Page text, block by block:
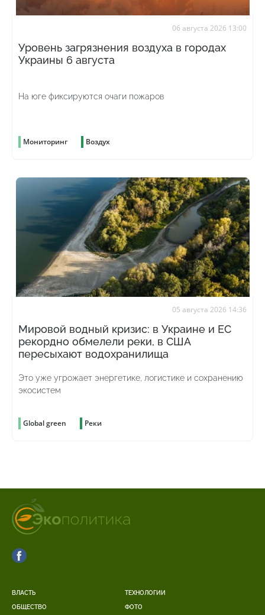
06 августа 2026 13:00
Уровень загрязнения воздуха в городах
Украины 6 августа
На юге фиксируются очаги пожаров
Мониторинг Воздух
05 августа 2026 14:36
Мировой водный кризис: в Украине и ЕС
рекордно обмелели реки, в США
пересыхают водохранилища
Это уже угрожает энергетике, логистике и сохранению
экосистем
Global green Реки
ВЛАСТЬ
ОБЩЕСТВО
ТЕХНОЛОГИИ
ФОТО